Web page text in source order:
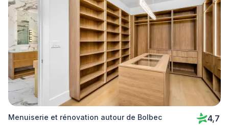
Menuiserie et rénovation autour de Bolbec 4,7